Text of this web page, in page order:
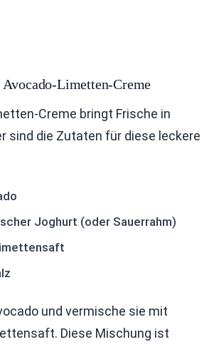
Limetten-Creme
Creme bringt Frische in
sind die Zutaten für diese leckere
Joghurt (oder Sauerrahm)
und vermische sie mit
Diese Mischung ist